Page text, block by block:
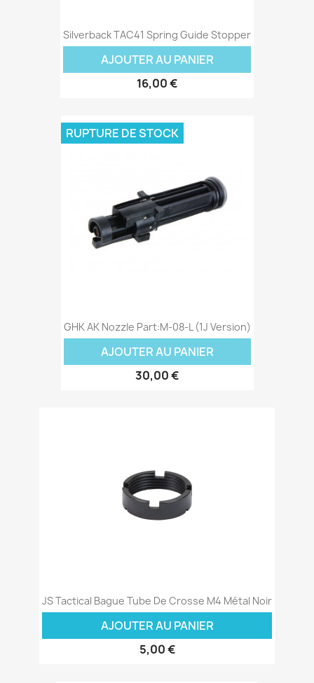
Silverback TAC41 Spring Guide Stopper
AJOUTER AU PANIER
16,00 €
GHK AK Nozzle Part:M-08-L (1J Version)
AJOUTER AU PANIER
30,00 €
RUPTURE DE STOCK
JS Tactical Bague Tube De Crosse M4 Métal Noir
AJOUTER AU PANIER
5,00 €